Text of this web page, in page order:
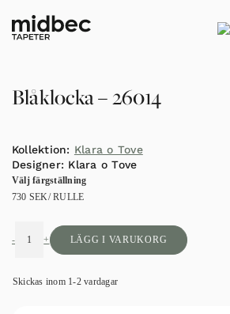
Blåklocka – 26014
Kollektion: Klara o Tove
Designer: Klara o Tove
Välj färgställning
730 SEK/ RULLE
- + LÄGG I VARUKORG
Skickas inom 1-2 vardagar